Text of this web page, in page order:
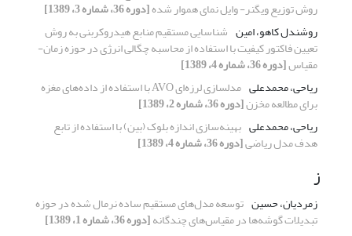
روش توزیع ویگنر- وایل نمای هموار ‌شده[دوره 36، شماره 3، 1389]
روشندل کاهو، امین شناسایی مستقیم منابع هیدروکربنی به روش
تعیین فاکتور کیفیت با استفاده از محاسبه چگالی انرژی در حوزه زمان-
مقیاس[دوره 36، شماره 4، 1389]
ریاحی، محمدعلی
مدلسازی لرزه‌ای AVO با استفاده از داده‌های مغزه
برای مطالعه مخزن[دوره 36، شماره 2، 1389]
ریاحی، محمدعلی بهینه‌سازی اندازه بلوک (بین) با استفاده از تابع
هدف مدل ریاضی[دوره 36، شماره 4، 1389]
ز
زمردیان، حسین توسعه مدل‌های مستقیم ساده نرمال شده در حوزه
تبدیلات گوشه‌ها در مقیاس‌های چندگانه[دوره 36، شماره 1، 1389]